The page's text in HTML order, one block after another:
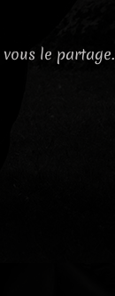
le partage.